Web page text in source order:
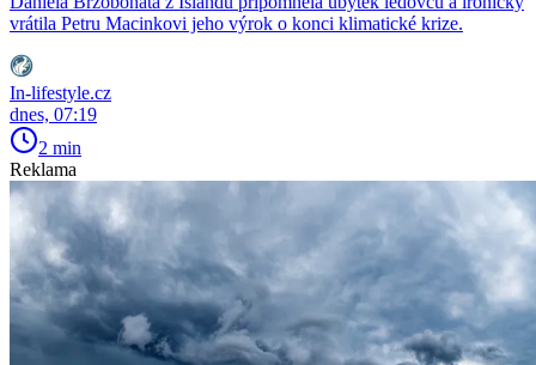
vrátila Petru Macinkovi jeho výrok o konci klimatické krize.
In-lifestyle.cz
dnes, 07:19
2 min
Reklama